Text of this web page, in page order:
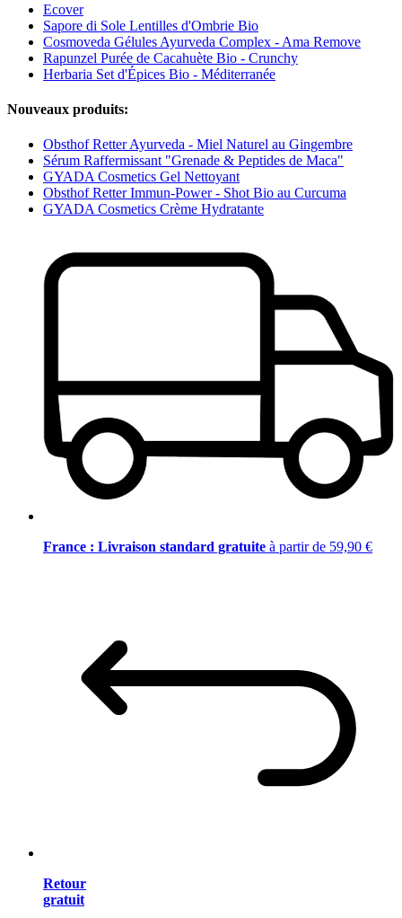
Ecover
Sapore di Sole Lentilles d'Ombrie Bio
Cosmoveda Gélules Ayurveda Complex - Ama Remove
Rapunzel Purée de Cacahuète Bio - Crunchy
Herbaria Set d'Épices Bio - Méditerranée
Nouveaux produits:
Obsthof Retter Ayurveda - Miel Naturel au Gingembre
Sérum Raffermissant "Grenade & Peptides de Maca"
GYADA Cosmetics Gel Nettoyant
Obsthof Retter Immun-Power - Shot Bio au Curcuma
GYADA Cosmetics Crème Hydratante
France : Livraison standard gratuite à partir de 59,90 €
Retour
gratuit